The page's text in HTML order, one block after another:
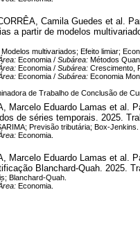
Camila Guedes et al.
a partir de modelos
multivariados; Efeito limiar;
Economia / Subárea: Métodos
Economia / Subárea: Crescimento,
Economia / Subárea: Economia
de Trabalho de Conclusão de
Marcelo Eduardo Lamas et al.
de séries temporais. 2025.
Previsão tributária; Box-Jenkins.
Economia.
Marcelo Eduardo Lamas et al.
Blanchard-Quah. 2025.
Blanchard-Quah.
Economia.